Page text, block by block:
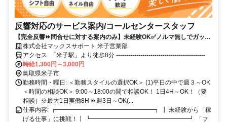
反響対応のサービス案内/コールセンタースタッフ
【完全反響⏩問合せに対する案内のみ】未経験OK✅ノルマ無しでガッツ
リ稼げる✨週3日～OK＆1日４H～／交通費支給／20代,30代活躍中！
株式会社マックスサポート 米子営業部
アクセス: 「米子駅」より徒歩8分 --------------------------------------------
時給1,300円～3,000円
鳥取県米子市
勤務時間・曜日: ＜勤務スタイルの選択OK＞ (1)平日の中で週３～OK
＜時間の相談OK＞ 9:00～18:00の間で相談OK！ 1日4H～OK！（要
相談）※最大1日実働8H ⏩週3日～OK(...
仕事内容: ┏━━━━━━━━━━━━━━━━┓ ┃ 未経験から「稼
げる仕事」に挑戦！┃ ┗━━━━━━━━━━━━━━━━┛ 「フ